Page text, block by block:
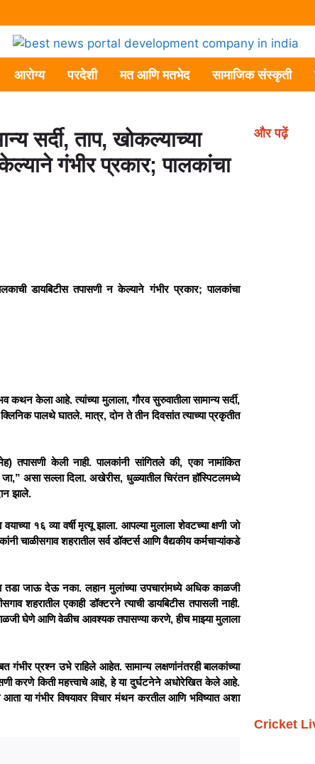
आरोग्य परदेशी मत आणि मतभेद सामाजिक संस्कृती
सर्दी, ताप, खोकल्याच्या
गंभीर प्रकार; पालकांचा
डायबिटीस तपासणी न केल्याने गंभीर प्रकार; पालकांचा
केला आहे. त्यांच्या मुलाला, गौरव सुरुवातीला सामान्य सर्दी,
पालथे घातले. मात्र, दोन ते तीन दिवसांत त्याच्या प्रकृतीत
तपासणी केली नाही. पालकांनी सांगितले की, एका नामांकित
जा,” असा सल्ला दिला. अखेरीस, धुळ्यातील चिरंतन हॉस्पिटलमध्ये
झाले.
१६ व्या वर्षी मृत्यू झाला. आपल्या मुलाला शेवटच्या क्षणी जो
चाळीसगाव शहरातील सर्व डॉक्टर्स आणि वैद्यकीय कर्मचाऱ्यांकडे
तडा जाऊ देऊ नका. लहान मुलांच्या उपचारांमध्ये अधिक काळजी
शहरातील एकाही डॉक्टरने त्याची डायबिटीस तपासली नाही.
घेणे आणि वेळीच आवश्यक तपासण्या करणे, हीच माझ्या मुलाला
गंभीर प्रश्न उभे राहिले आहेत. सामान्य लक्षणांनंतरही बालकांच्या
करणे किती महत्त्वाचे आहे, हे या दुर्घटनेने अधोरेखित केले आहे.
या गंभीर विषयावर विचार मंथन करतील आणि भविष्यात अशा
और पढ़ें
Cricket